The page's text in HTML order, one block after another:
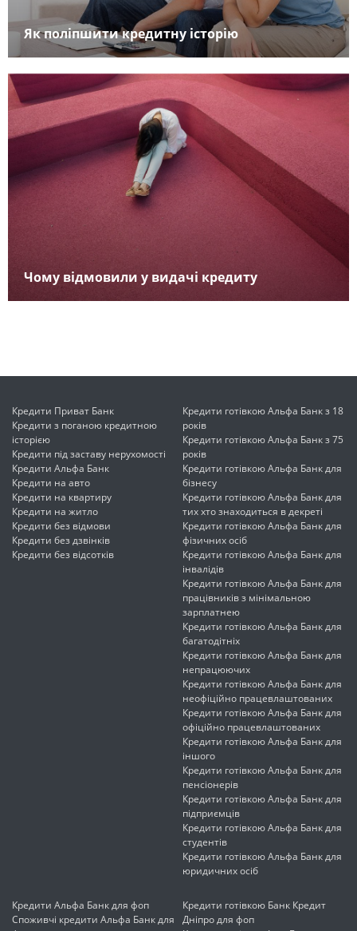
Як поліпшити кредитну історію
Чому відмовили у видачі кредиту
Кредити Приват Банк
Кредити з поганою кредитною
історією
Кредити під заставу нерухомості
Кредити Альфа Банк
Кредити на авто
Кредити на квартиру
Кредити на житло
Кредити без відмови
Кредити без дзвінків
Кредити без відсотків
Кредити готівкою Альфа Банк з 18
років
Кредити готівкою Альфа Банк з 75
років
Кредити готівкою Альфа Банк для
бізнесу
Кредити готівкою Альфа Банк для
тих хто знаходиться в декреті
Кредити готівкою Альфа Банк для
фізичних осіб
Кредити готівкою Альфа Банк для
інвалідів
Кредити готівкою Альфа Банк для
працівників з мінімальною
зарплатнею
Кредити готівкою Альфа Банк для
багатодітніх
Кредити готівкою Альфа Банк для
непрацюючих
Кредити готівкою Альфа Банк для
неофіційно працевлаштованих
Кредити готівкою Альфа Банк для
офіційно працевлаштованих
Кредити готівкою Альфа Банк для
іншого
Кредити готівкою Альфа Банк для
пенсіонерів
Кредити готівкою Альфа Банк для
підприємців
Кредити готівкою Альфа Банк для
студентів
Кредити готівкою Альфа Банк для
юридичних осіб
Кредити Альфа Банк для фоп
Споживчі кредити Альфа Банк для
Кредити готівкою Банк Кредит
Дніпро для фоп